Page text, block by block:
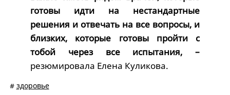
готовы идти на нестандартные
решения и отвечать на все вопросы, и
близких, которые готовы пройти с
тобой через все испытания, –
резюмировала Елена Куликова.
# здоровье